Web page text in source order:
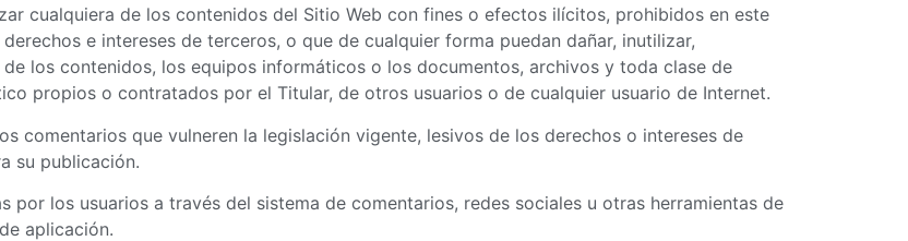
cualquiera de los contenidos del Sitio Web con fines o efectos ilícitos, prohibidos en este
e intereses de terceros, o que de cualquier forma puedan dañar, inutilizar,
los contenidos, los equipos informáticos o los documentos, archivos y toda clase de
propios o contratados por el Titular, de otros usuarios o de cualquier usuario de Internet.
comentarios que vulneren la legislación vigente, lesivos de los derechos o intereses de
su publicación.
por los usuarios a través del sistema de comentarios, redes sociales u otras herramientas de
aplicación.